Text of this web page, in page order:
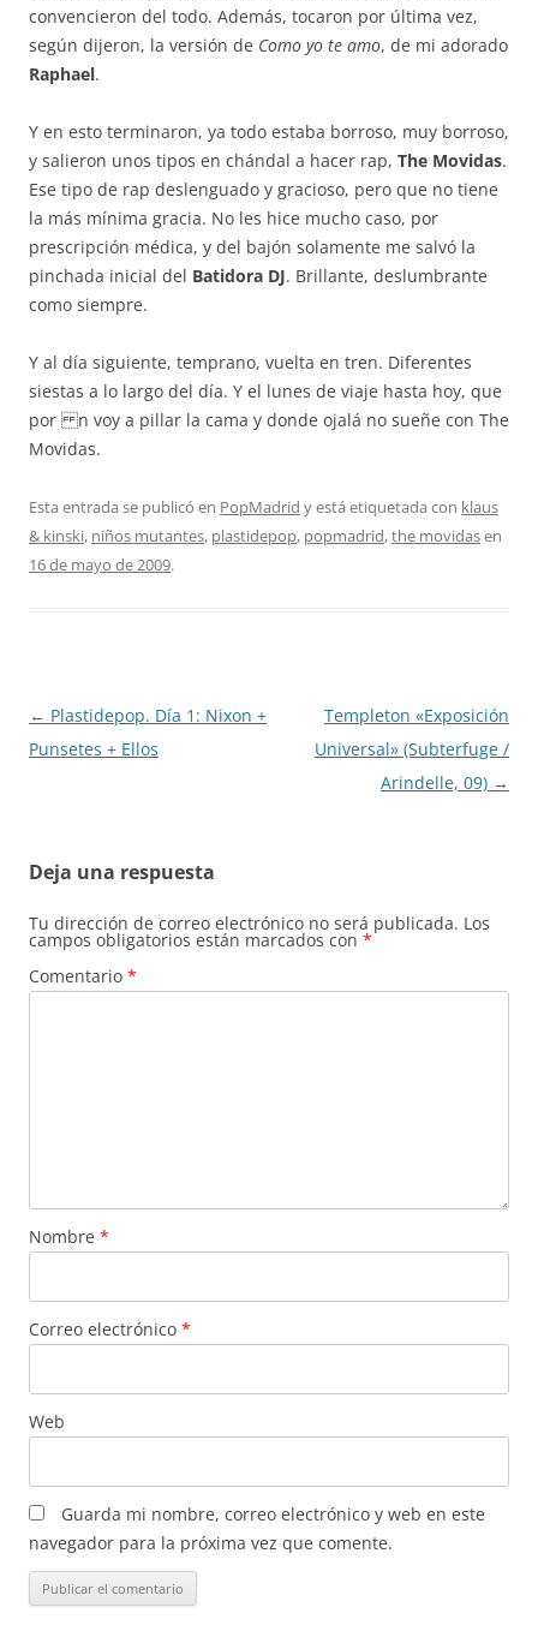
convencieron del todo. Además, tocaron por última vez,
según dijeron, la versión de Como yo te amo, de mi adorado
Raphael.
Y en esto terminaron, ya todo estaba borroso, muy borroso,
y salieron unos tipos en chándal a hacer rap, The Movidas.
Ese tipo de rap deslenguado y gracioso, pero que no tiene
la más mínima gracia. No les hice mucho caso, por
prescripción médica, y del bajón solamente me salvó la
pinchada inicial del Batidora DJ. Brillante, deslumbrante
como siempre.
Y al día siguiente, temprano, vuelta en tren. Diferentes
siestas a lo largo del día. Y el lunes de viaje hasta hoy, que
por n voy a pillar la cama y donde ojalá no sueñe con The
Movidas.
Esta entrada se publicó en PopMadrid y está etiquetada con klaus
& kinski, niños mutantes, plastidepop, popmadrid,the movidasen
16 de mayo de 2009.
Navegación
de
← Plastidepop. Día 1: Nixon +
Punsetes + Ellos
Templeton «Exposición
Universal» (Subterfuge /
Arindelle, 09) →
Deja una respuesta
Tu dirección de correo electrónico no será publicada. Los
campos obligatorios están marcados con *
Comentario *
Nombre *
Correo electrónico *
Web
Guarda mi nombre, correo electrónico y web en este
navegador para la próxima vez que comente.